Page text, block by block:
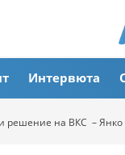
Интервюта
решение на ВКС –